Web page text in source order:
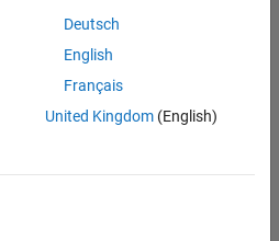
Deutsch
English
Français
United Kingdom(English)